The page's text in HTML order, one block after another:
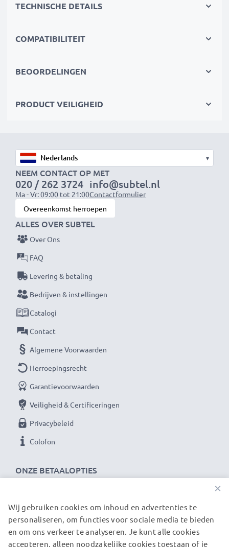
✔ Gegevensoverdracht in de kortste tijd -
✔ Veilige gegevensoverdracht - overdrachtkabel voor
& Charging cable)
Aansluiting 1: Mini USB Ladestecker
Aansluiting 2: USB A Anschlussstecker
Versie: 2.0
Laadstroom: 1A
Datasnelheid (max): 480 MBit/s - USB 2.0
Lengte van de kabel:
Kabel Materiaal
Connector materiaal
★ 3 jaar garantie ★
Als internationale speciaalzaak sinds 2004 weten wij,
waar het bij hoogwaardige producten om draait.
Daarom verlenen wij een garantie van 36 maanden!
TECHNISCHE DETAILS
COMPATIBILITEIT
BEOORDELINGEN
PRODUCT VEILIGHEID
▾
NEEM CONTACT OP MET
020 / 262 3724
Ma - Vr: 09:00 tot 21:00
info@subtel.nl
Contactformulier
Overeenkomst herroepen
ONZE BETAALOPTIES
ALLES OVER SUBTEL
Over Ons
FAQ
Levering & betaling
Bedrijven & instellingen
Catalogi
Contact
Algemene Voorwaarden
Herroepingsrecht
Garantievoorwaarden
Veiligheid & Certificeringen
Privacybeleid
Colofon
ONZE VERZENDPARTNERS
×
Wij gebruiken cookies om inhoud en advertenties te
personaliseren, om functies voor sociale media te bieden
en om ons verkeer te analyseren. Je kunt alle cookies
accepteren, alleen noodzakelijke cookies toestaan of je